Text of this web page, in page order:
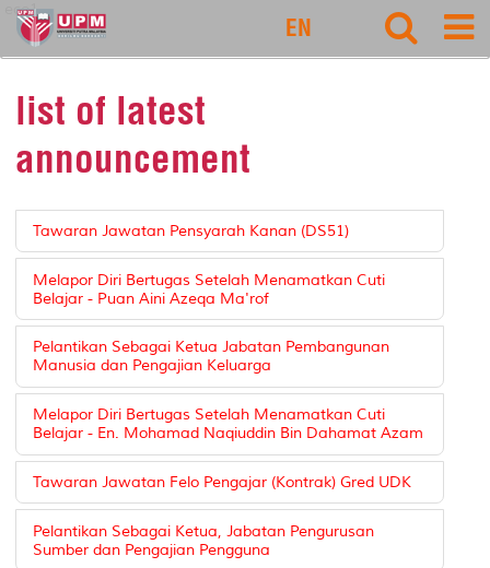
eco1
EN
list of latest
announcement
Tawaran Jawatan Pensyarah Kanan (DS51)
Melapor Diri Bertugas Setelah Menamatkan Cuti
Belajar - Puan Aini Azeqa Ma'rof
Pelantikan Sebagai Ketua Jabatan Pembangunan
Manusia dan Pengajian Keluarga
Melapor Diri Bertugas Setelah Menamatkan Cuti
Belajar - En. Mohamad Naqiuddin Bin Dahamat Azam
Tawaran Jawatan Felo Pengajar (Kontrak) Gred UDK
Pelantikan Sebagai Ketua, Jabatan Pengurusan
Sumber dan Pengajian Pengguna